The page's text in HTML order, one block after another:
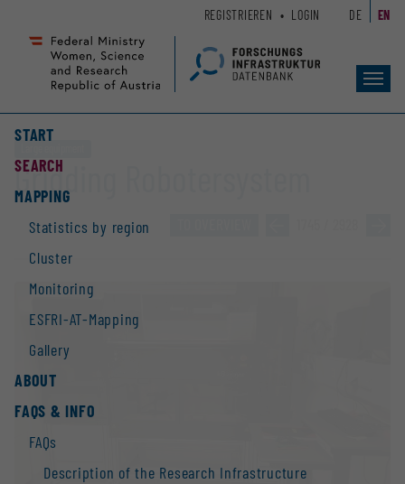
Seiteninhalt
Accesskey
Hauptnavigation
Accesskey
START
SEARCH
MAPPING
Statistics by region
Cluster
Monitoring
ESFRI-AT-Mapping
Gallery
ABOUT
FAQS & INFO
FAQs
Description of the Research Infrastructure
REGISTRIEREN LOGIN DE EN
Gridding Robotersystem